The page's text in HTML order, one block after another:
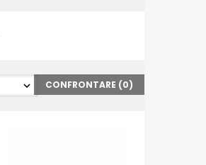
CONFRONTARE (0)